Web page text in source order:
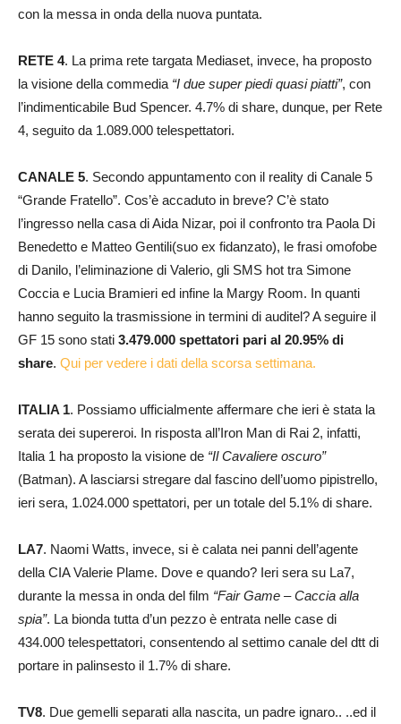
con la messa in onda della nuova puntata.
RETE 4. La prima rete targata Mediaset, invece, ha proposto
la visione della commedia “I due super piedi quasi piatti”, con
l’indimenticabile Bud Spencer. 4.7% di share, dunque, per Rete
4, seguito da 1.089.000 telespettatori.
CANALE 5. Secondo appuntamento con il reality di Canale 5
“Grande Fratello”. Cos’è accaduto in breve? C’è stato
l’ingresso nella casa di Aida Nizar, poi il confronto tra Paola Di
Benedetto e Matteo Gentili(suo ex fidanzato), le frasi omofobe
di Danilo, l’eliminazione di Valerio, gli SMS hot tra Simone
Coccia e Lucia Bramieri ed infine la Margy Room. In quanti
hanno seguito la trasmissione in termini di auditel? A seguire il
GF 15 sono stati 3.479.000 spettatori pari al 20.95% di
share. Qui per vedere i dati della scorsa settimana.
ITALIA 1. Possiamo ufficialmente affermare che ieri è stata la
serata dei supereroi. In risposta all’Iron Man di Rai 2, infatti,
Italia 1 ha proposto la visione de “Il Cavaliere oscuro”
(Batman). A lasciarsi stregare dal fascino dell’uomo pipistrello,
ieri sera, 1.024.000 spettatori, per un totale del 5.1% di share.
LA7. Naomi Watts, invece, si è calata nei panni dell’agente
della CIA Valerie Plame. Dove e quando? Ieri sera su La7,
durante la messa in onda del film “Fair Game – Caccia alla
spia”. La bionda tutta d’un pezzo è entrata nelle case di
434.000 telespettatori, consentendo al settimo canale del dtt di
portare in palinsesto il 1.7% di share.
TV8. Due gemelli separati alla nascita, un padre ignaro.. ..ed il